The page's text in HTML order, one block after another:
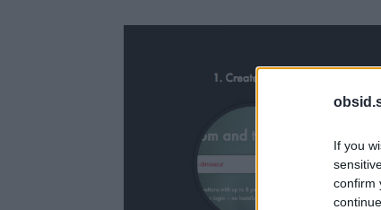
If you
confirm